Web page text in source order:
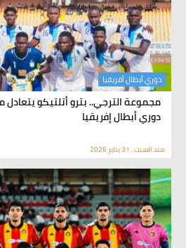
مجموعة الترجي.. بترو أتلتيكو
دوري أبطال إفريقيا
دوري أبطال أفريقيا
منذ السبت , 31 يناير 2026